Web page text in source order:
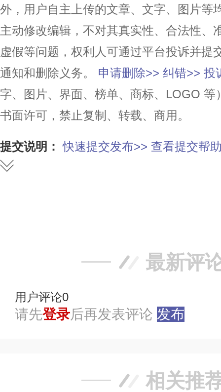
外，用户自主上传的文章、文字、图片等
主动修改编辑，不对其真实性、合法性、
虚假等问题，权利人可通过平台投诉并提
通知和删除义务。
申请删除>> 纠错>> 投
字、图片、界面、榜单、商标、LOGO
书面许可，禁止复制、转载、商用。
提交说明： 快速提交发布>> 查看提交帮
最新评
用户评论0
请先登录后再发表评论 发布
相关推